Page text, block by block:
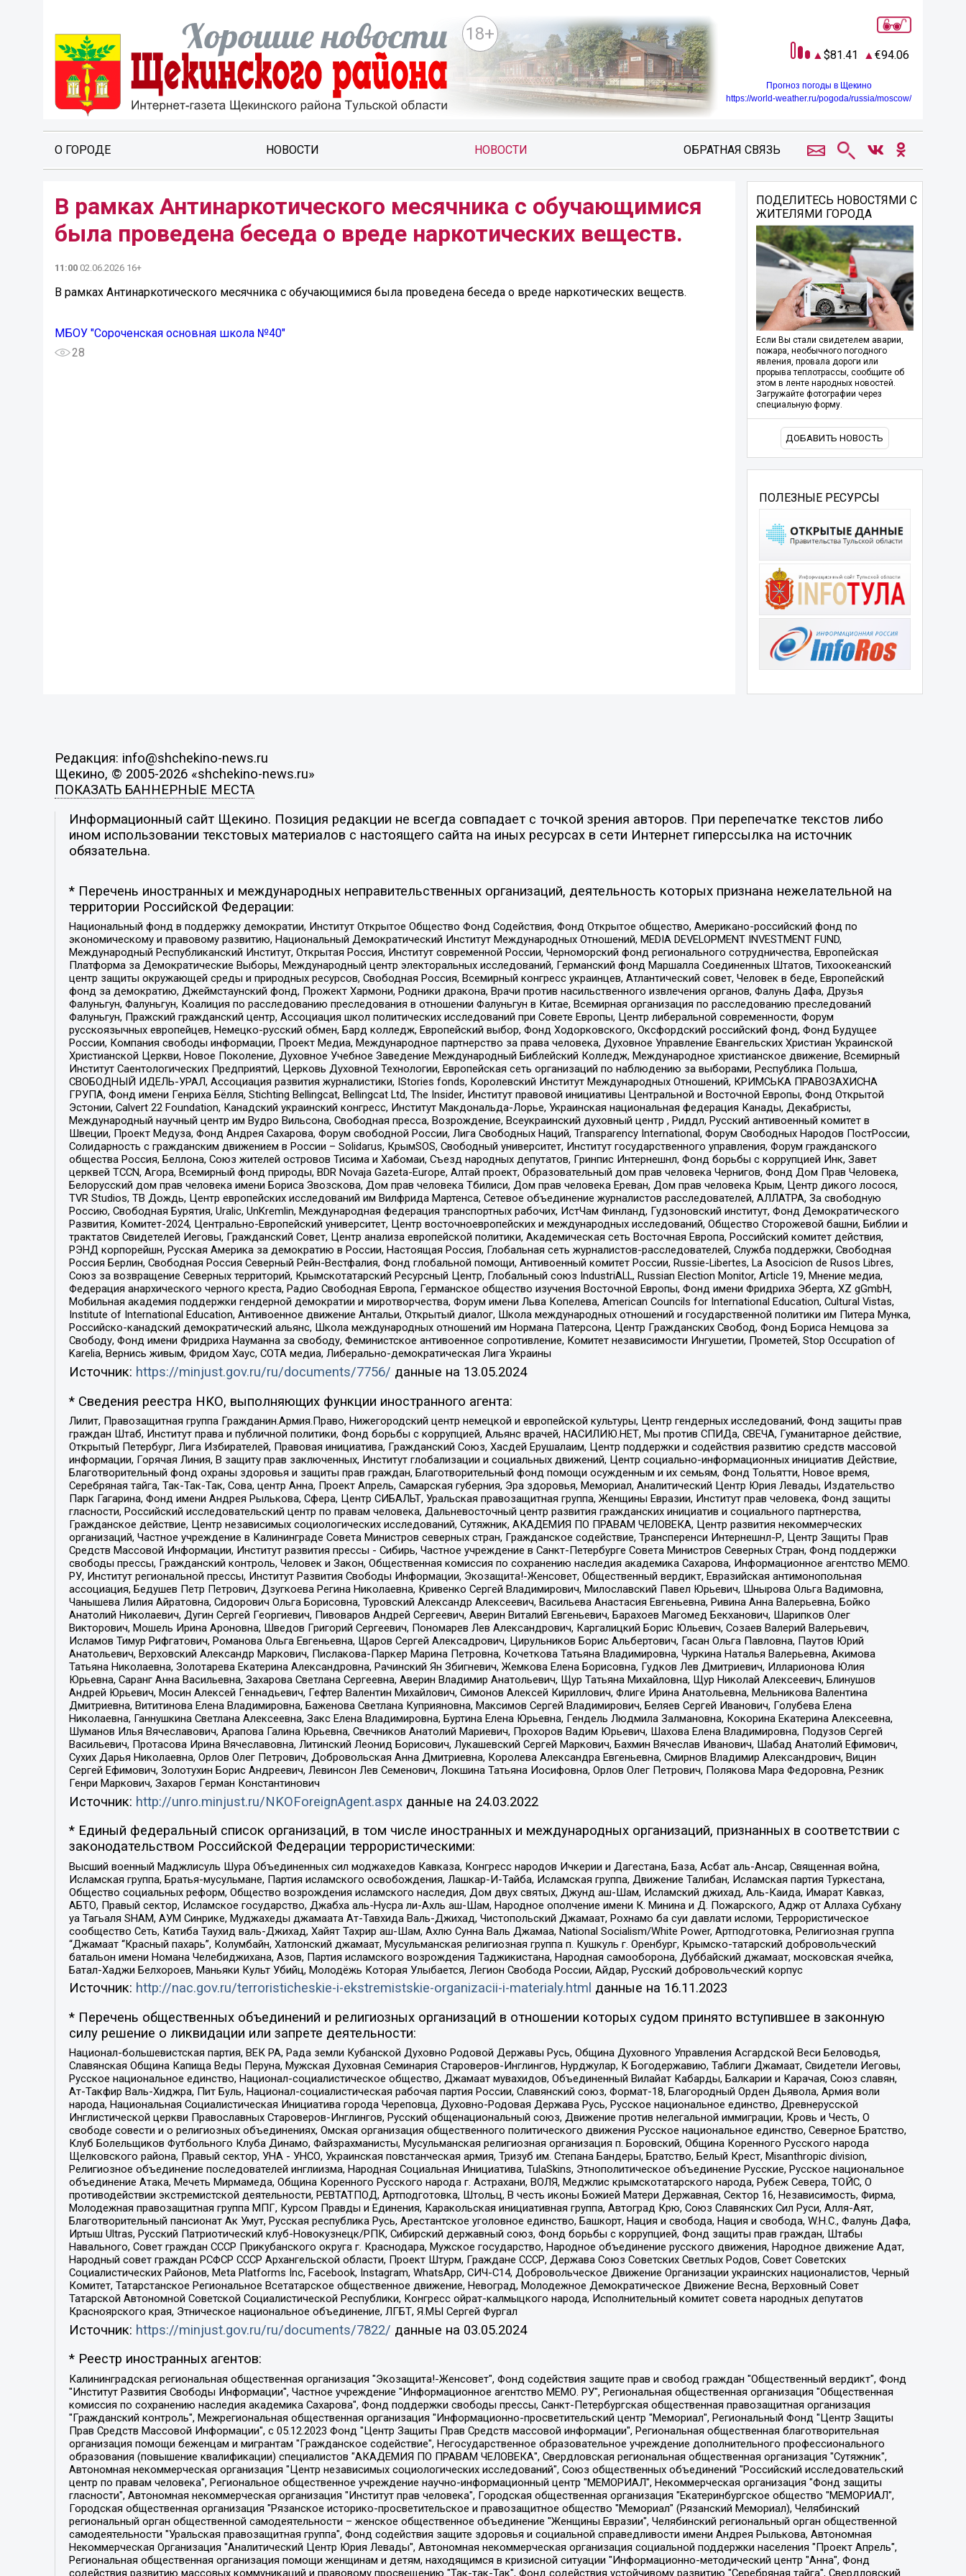
18+
81.41 94.06
Прогноз погоды в Щекино
https://world-weather.ru/pogoda/russia/moscow/
О ГОРОДЕ НОВОСТИ НОВОСТИ ОБРАТНАЯ СВЯЗЬ
В рамках Антинаркотического месячника с обучающимися
была проведена беседа о вреде наркотических веществ.
11:00 02.06.2026 16+
В рамках Антинаркотического месячника с обучающимися была проведена беседа о вреде наркотических веществ.
МБОУ "Сороченская основная школа №40"
28
ПОДЕЛИТЕСЬ НОВОСТЯМИ С
ЖИТЕЛЯМИ ГОРОДА
Если Вы стали свидетелем аварии,
пожара, необычного погодного
явления, провала дороги или
прорыва теплотрассы, сообщите об
этом в ленте народных новостей.
Загружайте фотографии через
специальную форму.
ДОБАВИТЬ НОВОСТЬ
ПОЛЕЗНЫЕ РЕСУРСЫ
Редакция: info@shchekino-news.ru
Щекино, © 2005-2026 «shchekino-news.ru»
ПОКАЗАТЬ БАННЕРНЫЕ МЕСТА
Информационный сайт Щекино. Позиция редакции не всегда совпадает с точкой зрения авторов. При перепечатке текстов либо
ином использовании текстовых материалов с настоящего сайта на иных ресурсах в сети Интернет гиперссылка на источник
обязательна.
* Перечень иностранных и международных неправительственных организаций, деятельность которых признана нежелательной на
территории Российской Федерации:
Национальный фонд в поддержку демократии, Институт Открытое Общество Фонд Содействия, Фонд Открытое общество, Американо-российский фонд по
экономическому и правовому развитию, Национальный Демократический Институт Международных Отношений, MEDIA DEVELOPMENT INVESTMENT FUND,
Международный Республиканский Институт, Открытая Россия, Институт современной России, Черноморский фонд регионального сотрудничества, Европейская
Платформа за Демократические Выборы, Международный центр электоральных исследований, Германский фонд Маршалла Соединенных Штатов, Тихоокеанский
центр защиты окружающей среды и природных ресурсов, Свободная Россия, Всемирный конгресс украинцев, Атлантический совет, Человек в беде, Европейский
фонд за демократию, Джеймстаунский фонд, Прожект Хармони, Родники дракона, Врачи против насильственного извлечения органов, Фалунь Дафа, Друзья
Фалуньгун, Фалуньгун, Коалиция по расследованию преследования в отношении Фалуньгун в Китае, Всемирная организация по расследованию преследований
Фалуньгун, Пражский гражданский центр, Ассоциация школ политических исследований при Совете Европы, Центр либеральной современности, Форум
русскоязычных европейцев, Немецко-русский обмен, Бард колледж, Европейский выбор, Фонд Ходорковского, Оксфордский российский фонд, Фонд Будущее
России, Компания свободы информации, Проект Медиа, Международное партнерство за права человека, Духовное Управление Евангельских Христиан Украинской
Христианской Церкви, Новое Поколение, Духовное Учебное Заведение Международный Библейский Колледж, Международное христианское движение, Всемирный
Институт Саентологических Предприятий, Церковь Духовной Технологии, Европейская сеть организаций по наблюдению за выборами, Республика Польша,
СВОБОДНЫЙ ИДЕЛЬ-УРАЛ, Ассоциация развития журналистики, IStories fonds, Королевский Институт Международных Отношений, КРИМСЬКА ПРАВОЗАХИСНА
ГРУПА, Фонд имени Генриха Бёлля, Stichting Bellingcat, Bellingcat Ltd, The Insider, Институт правовой инициативы Центральной и Восточной Европы, Фонд Открытой
Эстонии, Calvert 22 Foundation, Канадский украинский конгресс, Институт Макдональда-Лорье, Украинская национальная федерация Канады, Декабристы,
Международный научный центр им Вудро Вильсона, Свободная пресса, Возрождение, Всеукраинский духовный центр , Риддл, Русский антивоенный комитет в
Швеции, Проект Медуза, Фонд Андрея Сахарова, Форум свободной России, Лига Свободных Наций, Transparеncy International, Форум Свободных Народов ПостРоссии,
Солидарность с гражданским движением в России – Solidarus, КрымSOS, Свободный университет, Институт государственного управления, Форум гражданского
общества Россия, Беллона, Союз жителей островов Тисима и Хабомаи, Съезд народных депутатов, Гринпис Интернешнл, Фонд борьбы с коррупцией Инк, Завет
церквей TCCN, Агора, Всемирный фонд природы, BDR Novaja Gazeta-Europe, Алтай проект, Образовательный дом прав человека Чернигов, Фонд Дом Прав Человека,
Белорусский дом прав человека имени Бориса Звозскова, Дом прав человека Тбилиси, Дом прав человека Ереван, Дом прав человека Крым, Центр дикого лосося,
TVR Studios, ТВ Дождь, Центр европейских исследований им Вилфрида Мартенса, Сетевое объединение журналистов расследователей, АЛЛАТРА, За свободную
Россию, Свободная Бурятия, Uralic, UnKremlin, Международная федерация транспортных рабочих, ИстЧам Финланд, Гудзоновский институт, Фонд Демократического
Развития, Комитет-2024, Центрально-Европейский университет, Центр восточноевропейских и международных исследований, Общество Сторожевой башни, Библии и
трактатов Свидетелей Иеговы, Гражданский Совет, Центр анализа европейской политики, Академическая сеть Восточная Европа, Российский комитет действия,
РЭНД корпорейшн, Русская Америка за демократию в России, Настоящая Россия, Глобальная сеть журналистов-расследователей, Служба поддержки, Свободная
Россия Берлин, Свободная Россия Северный Рейн-Вестфалия, Фонд глобальной помощи, Антивоенный комитет России, Russie-Libertes, La Asocicion de Rusos Libres,
Союз за возвращение Северных территорий, Крымскотатарский Ресурсный Центр, Глобальный союз IndustriALL, Russian Election Monitor, Article 19, Мнение медиа,
Федерация анархического черного креста, Радио Свободная Европа, Германское общество изучения Восточной Европы, Фонд имени Фридриха Эберта, XZ gGmbH,
Мобильная академия поддержки гендерной демократии и миротворчества, Форум имени Льва Копелева, American Councils for International Education, Cultural Vistas,
Institute of International Education, Антивоенное движение Антальи, Открытый диалог, Школа международных отношений и государственной политики им Питера Мунка,
Российско-канадский демократический альянс, Школа международных отношений им Нормана Патерсона, Центр Гражданских Свобод, Фонд Бориса Немцова за
Свободу, Фонд имени Фридриха Науманна за свободу, Феминистское антивоенное сопротивление, Комитет независимости Ингушетии, Прометей, Stop Occupation of
Karelia, Вернись живым, Фридом Хаус, СОТА медиа, Либерально-демократическая Лига Украины
Источник: https://minjust.gov.ru/ru/documents/7756/ данные на 13.05.2024
* Сведения реестра НКО, выполняющих функции иностранного агента:
Лилит, Правозащитная группа Гражданин.Армия.Право, Нижегородский центр немецкой и европейской культуры, Центр гендерных исследований, Фонд защиты прав
граждан Штаб, Институт права и публичной политики, Фонд борьбы с коррупцией, Альянс врачей, НАСИЛИЮ.НЕТ, Мы против СПИДа, СВЕЧА, Гуманитарное действие,
Открытый Петербург, Лига Избирателей, Правовая инициатива, Гражданский Союз, Хасдей Ерушалаим, Центр поддержки и содействия развитию средств массовой
информации, Горячая Линия, В защиту прав заключенных, Институт глобализации и социальных движений, Центр социально-информационных инициатив Действие,
Благотворительный фонд охраны здоровья и защиты прав граждан, Благотворительный фонд помощи осужденным и их семьям, Фонд Тольятти, Новое время,
Серебряная тайга, Так-Так-Так, Сова, центр Анна, Проект Апрель, Самарская губерния, Эра здоровья, Мемориал, Аналитический Центр Юрия Левады, Издательство
Парк Гагарина, Фонд имени Андрея Рылькова, Сфера, Центр СИБАЛЬТ, Уральская правозащитная группа, Женщины Евразии, Институт прав человека, Фонд защиты
гласности, Российский исследовательский центр по правам человека, Дальневосточный центр развития гражданских инициатив и социального партнерства,
Гражданское действие, Центр независимых социологических исследований, Сутяжник, АКАДЕМИЯ ПО ПРАВАМ ЧЕЛОВЕКА, Центр развития некоммерческих
организаций, Частное учреждение в Калининграде Совета Министров северных стран, Гражданское содействие, Трансперенси Интернешнл-Р, Центр Защиты Прав
Средств Массовой Информации, Институт развития прессы - Сибирь, Частное учреждение в Санкт-Петербурге Совета Министров Северных Стран, Фонд поддержки
свободы прессы, Гражданский контроль, Человек и Закон, Общественная комиссия по сохранению наследия академика Сахарова, Информационное агентство МЕМО.
РУ, Институт региональной прессы, Институт Развития Свободы Информации, Экозащита!-Женсовет, Общественный вердикт, Евразийская антимонопольная
ассоциация, Бедушев Петр Петрович, Дзугкоева Регина Николаевна, Кривенко Сергей Владимирович, Милославский Павел Юрьевич, Шнырова Ольга Вадимовна,
Чанышева Лилия Айратовна, Сидорович Ольга Борисовна, Туровский Александр Алексеевич, Васильева Анастасия Евгеньевна, Ривина Анна Валерьевна, Бойко
Анатолий Николаевич, Дугин Сергей Георгиевич, Пивоваров Андрей Сергеевич, Аверин Виталий Евгеньевич, Барахоев Магомед Бекханович, Шарипков Олег
Викторович, Мошель Ирина Ароновна, Шведов Григорий Сергеевич, Пономарев Лев Александрович, Каргалицкий Борис Юльевич, Созаев Валерий Валерьевич,
Исламов Тимур Рифгатович, Романова Ольга Евгеньевна, Щаров Сергей Алексадрович, Цирульников Борис Альбертович, Гасан Ольга Павловна, Паутов Юрий
Анатольевич, Верховский Александр Маркович, Пислакова-Паркер Марина Петровна, Кочеткова Татьяна Владимировна, Чуркина Наталья Валерьевна, Акимова
Татьяна Николаевна, Золотарева Екатерина Александровна, Рачинский Ян Збигневич, Жемкова Елена Борисовна, Гудков Лев Дмитриевич, Илларионова Юлия
Юрьевна, Саранг Анна Васильевна, Захарова Светлана Сергеевна, Аверин Владимир Анатольевич, Щур Татьяна Михайловна, Щур Николай Алексеевич, Блинушов
Андрей Юрьевич, Мосин Алексей Геннадьевич, Гефтер Валентин Михайлович, Симонов Алексей Кириллович, Флиге Ирина Анатольевна, Мельникова Валентина
Дмитриевна, Вититинова Елена Владимировна, Баженова Светлана Куприяновна, Максимов Сергей Владимирович, Беляев Сергей Иванович, Голубева Елена
Николаевна, Ганнушкина Светлана Алексеевна, Закс Елена Владимировна, Буртина Елена Юрьевна, Гендель Людмила Залмановна, Кокорина Екатерина Алексеевна,
Шуманов Илья Вячеславович, Арапова Галина Юрьевна, Свечников Анатолий Мариевич, Прохоров Вадим Юрьевич, Шахова Елена Владимировна, Подузов Сергей
Васильевич, Протасова Ирина Вячеславовна, Литинский Леонид Борисович, Лукашевский Сергей Маркович, Бахмин Вячеслав Иванович, Шабад Анатолий Ефимович,
Сухих Дарья Николаевна, Орлов Олег Петрович, Добровольская Анна Дмитриевна, Королева Александра Евгеньевна, Смирнов Владимир Александрович, Вицин
Сергей Ефимович, Золотухин Борис Андреевич, Левинсон Лев Семенович, Локшина Татьяна Иосифовна, Орлов Олег Петрович, Полякова Мара Федоровна, Резник
Генри Маркович, Захаров Герман Константинович
Источник: http://unro.minjust.ru/NKOForeignAgent.aspxданные на 24.03.2022
* Единый федеральный список организаций, в том числе иностранных и международных организаций, признанных в соответствии с
законодательством Российской Федерации террористическими:
Высший военный Маджлисуль Шура Объединенных сил моджахедов Кавказа, Конгресс народов Ичкерии и Дагестана, База, Асбат аль-Ансар, Священная война,
Исламская группа, Братья-мусульмане, Партия исламского освобождения, Лашкар-И-Тайба, Исламская группа, Движение Талибан, Исламская партия Туркестана,
Общество социальных реформ, Общество возрождения исламского наследия, Дом двух святых, Джунд аш-Шам, Исламский джихад, Аль-Каида, Имарат Кавказ,
АБТО, Правый сектор, Исламское государство, Джабха аль-Нусра ли-Ахль аш-Шам, Народное ополчение имени К. Минина и Д. Пожарского, Аджр от Аллаха Субхану
уа Тагьаля SHAM, АУМ Синрике, Муджахеды джамаата Ат-Тавхида Валь-Джихад, Чистопольский Джамаат, Рохнамо ба суи давлати исломи, Террористическое
сообщество Сеть, Катиба Таухид валь-Джихад, Хайят Тахрир аш-Шам, Ахлю Сунна Валь Джамаа, National Socialism/White Power, Артподготовка, Религиозная группа
“Джамаат “Красный пахарь”, Колумбайн, Хатлонский джамаат, Мусульманская религиозная группа п. Кушкуль г. Оренбург, Крымско-татарский добровольческий
батальон имени Номана Челебиджихана, Азов, Партия исламского возрождения Таджикистана, Народная самооборона, Дуббайский джамаат, московская ячейка,
Батал-Хаджи Белхороев, Маньяки Культ Убийц, Молодёжь Которая Улыбается, Легион Свобода России, Айдар, Русский добровольческий корпус
Источник: http://nac.gov.ru/terroristicheskie-i-ekstremistskie-organizacii-i-materialy.html данные на 16.11.2023
* Перечень общественных объединений и религиозных организаций в отношении которых судом принято вступившее в законную
силу решение о ликвидации или запрете деятельности:
Национал-большевистская партия, ВЕК РА, Рада земли Кубанской Духовно Родовой Державы Русь, Община Духовного Управления Асгардской Веси Беловодья,
Славянская Община Капища Веды Перуна, Мужская Духовная Семинария Староверов-Инглингов, Нурджулар, К Богодержавию, Таблиги Джамаат, Свидетели Иеговы,
Русское национальное единство, Национал-социалистическое общество, Джамаат мувахидов, Объединенный Вилайат Кабарды, Балкарии и Карачая, Союз славян,
Ат-Такфир Валь-Хиджра, Пит Буль, Национал-социалистическая рабочая партия России, Славянский союз, Формат-18, Благородный Орден Дьявола, Армия воли
народа, Национальная Социалистическая Инициатива города Череповца, Духовно-Родовая Держава Русь, Русское национальное единство, Древнерусской
Инглистической церкви Православных Староверов-Инглингов, Русский общенациональный союз, Движение против нелегальной иммиграции, Кровь и Честь, О
свободе совести и о религиозных объединениях, Омская организация общественного политического движения Русское национальное единство, Северное Братство,
Клуб Болельщиков Футбольного Клуба Динамо, Файзрахманисты, Мусульманская религиозная организация п. Боровский, Община Коренного Русского народа
Щелковского района, Правый сектор, УНА - УНСО, Украинская повстанческая армия, Тризуб им. Степана Бандеры, Братство, Белый Крест, Misanthropic division,
Религиозное объединение последователей инглиизма, Народная Социальная Инициатива, TulaSkins, Этнополитическое объединение Русские, Русское национальное
объединение Атака, Мечеть Мирмамеда, Община Коренного Русского народа г. Астрахани, ВОЛЯ, Меджлис крымскотатарского народа, Рубеж Севера, ТОЙС, О
противодействии экстремистской деятельности, РЕВТАТПОД, Артподготовка, Штольц, В честь иконы Божией Матери Державная, Сектор 16, Независимость, Фирма,
Молодежная правозащитная группа МПГ, Курсом Правды и Единения, Каракольская инициативная группа, Автоград Крю, Союз Славянских Сил Руси, Алля-Аят,
Благотворительный пансионат Ак Умут, Русская республика Русь, Арестантское уголовное единство, Башкорт, Нация и свобода, Нация и свобода, W.H.С., Фалунь Дафа,
Иртыш Ultras, Русский Патриотический клуб-Новокузнецк/РПК, Сибирский державный союз, Фонд борьбы с коррупцией, Фонд защиты прав граждан, Штабы
Навального, Совет граждан СССР Прикубанского округа г. Краснодара, Мужское государство, Народное объединение русского движения, Народное движение Адат,
Народный совет граждан РСФСР СССР Архангельской области, Проект Штурм, Граждане СССР, Держава Союз Советских Светлых Родов, Совет Советских
Социалистических Районов, Meta Platforms Inc, Facebook, Instagram, WhatsApp, СИЧ-С14, Добровольческое Движение Организации украинских националистов, Черный
Комитет, Татарстанское Региональное Всетатарское общественное движение, Невоград, Молодежное Демократическое Движение Весна, Верховный Совет
Татарской Автономной Советской Социалистической Республики, Конгресс ойрат-калмыцкого народа, Исполнительный комитет совета народных депутатов
Красноярского края, Этническое национальное объединение, ЛГБТ, Я.МЫ Сергей Фургал
Источник: https://minjust.gov.ru/ru/documents/7822/ данные на 03.05.2024
* Реестр иностранных агентов:
Калининградская региональная общественная организация "Экозащита!-Женсовет", Фонд содействия защите прав и свобод граждан "Общественный вердикт", Фонд "Институт Развития Свободы Информации", Частное учреждение "Информационное агентство МЕМО. РУ", Региональная общественная организация "Общественная комиссия по сохранению наследия академика Сахарова", Фонд поддержки свободы прессы, Санкт-Петербургская общественная правозащитная организация "Гражданский контроль", Межрегиональная общественная организация "Информационно-просветительский центр "Мемориал", Региональный Фонд "Центр Защиты Прав Средств Массовой Информации", с 05.12.2023 Фонд "Центр Защиты Прав Средств массовой информации", Региональная общественная благотворительная организация помощи беженцам и мигрантам "Гражданское содействие", Негосударственное образовательное учреждение дополнительного профессионального образования (повышение квалификации) специалистов "АКАДЕМИЯ ПО ПРАВАМ ЧЕЛОВЕКА", Свердловская региональная общественная организация "Сутяжник", Автономная некоммерческая организация "Центр независимых социологических исследований", Союз общественных объединений "Российский исследовательский центр по правам человека", Региональное общественное учреждение научно-информационный центр "МЕМОРИАЛ", Некоммерческая организация "Фонд защиты гласности", Автономная некоммерческая организация "Институт прав человека", Городская общественная организация "Екатеринбургское общество "МЕМОРИАЛ", Городская общественная организация "Рязанское историко-просветительское и правозащитное общество "Мемориал" (Рязанский Мемориал), Челябинский региональный орган общественной самодеятельности – женское общественное объединение "Женщины Евразии", Челябинский региональный орган общественной самодеятельности "Уральская правозащитная группа", Фонд содействия защите здоровья и социальной справедливости имени Андрея Рылькова, Автономная Некоммерческая Организация "Аналитический Центр Юрия Левады", Автономная некоммерческая организация социальной поддержки населения "Проект Апрель", Региональная общественная организация помощи женщинам и детям, находящимся в кризисной ситуации "Информационно-методический центр "Анна", Фонд содействия развитию массовых коммуникаций и правовому просвещению "Так-так-Так", Фонд содействия устойчивому развитию "Серебряная тайга", Свердловский региональный общественный фонд социальных проектов "Новое время", "Idel.Реалии", Кавказ.Реалии, Крым.Реалии, Телеканал Настоящее Время, Татаро-башкирская служба Радио Свобода (Azatliq Radiosi), Радио Свободная Европа/Радио Свобода (PCE/PC), "Сибирь.Реалии", "Фактограф", Благотворительный фонд помощи осужденным и их семьям, Автономная некоммерческая организация "Институт глобализации и социальных движений", Фонд "В защиту прав заключенных", Частное учреждение "Центр поддержки и содействия развитию средств массовой информации", Пензенский региональный общественный благотворительный фонд "Гражданский союз", "Север.Реалии", Некоммерческая организация Фонд "Правовая инициатива", Общество с ограниченной ответственностью "Радио Свободная Европа/Радио Свобода", Чешское информационное агентство "MEDIUM-ORIENT", Красноярская региональная общественная организация "Мы против СПИДа", Камалягин Денис Николаевич, Маркелов Сергей Евгеньевич, Пономарев Лев Александрович, Савицкая Людмила Алексеевна, Автономная некоммерческая организация "Центр по работе с проблемой насилия "НАСИЛИЮ.НЕТ", Межрегиональный профессиональный союз работников здравоохранения "Альянс врачей", Юридическое лицо, зарегистрированное в Латвийской Республике, SIA "Medusa Project" (регистрационный номер 40103797863, дата регистрации 10.06.2014), Некоммерческая организация "Фонд по борьбе с коррупцией", Автономная некоммерческая организация "Институт права и публичной политики", Баданин Роман Сергеевич, Гликин Максим Александрович, Железнова Мария Михайловна, Лукьянова Юлия Сергеевна, Маетная Елизавета Витальевна, Маняхин Петр Борисович, Чуракова Ольга Владимировна, Ярош Юлия Петровна, Юридическое лицо "The Insider SIA", зарегистрированное в Риге, Латвийская Республика (дата регистрации 26.06.2015), являющееся администратором доменного имени интернет-издания "The Insider SIA", https://theins.ru, Постернак Алексей Евгеньевич, Рубин Михаил Аркадьевич, Анин Роман Александрович, Юридическое лицо Istories fonds, зарегистрированное в Латвийской Республике (регистрационный номер 50008295751, дата регистрации 24.02.2020), Великовский Дмитрий Александрович, Долинина Ирина Николаевна, Мароховская Алеся Алексеевна, Шлейнов Роман Юрьевич, Шмагун Олеся Валентиновна, Общество с ограниченной ответственностью "Альтаир 2021", Общество с ограниченной ответственностью "Вега 2021", Общество с ограниченной ответственностью "Главный редактор 2021", Общество с ограниченной ответственностью "Ромашки монолит", Важенков Артем Валерьевич, Ивановская областная общественная организация "Центр гендерных исследований", Гурман Юрий Альбертович, Медиапроект "ОВД-Инфо", Егоров Владимир Владимирович, Жилинский Владимир Александрович, Общество с ограниченной ответственностью "ЗП", Иванова София Юрьевна, Карезина Инна Павловна, Кильтау Екатерина Викторовна, Петров Алексей Викторович, Пискунов Сергей Евгеньевич, Смирнов Сергей Сергеевич, Тихонов Михаил Сергеевич, Общество с ограниченной ответственностью "ЖУРНАЛИСТ-ИНОСТРАННЫЙ АГЕНТ", Арапова Галина Юрьевна, Вольтская Татьяна Анатольевна, Американская компания "Mason G.E.S. Anonymous Foundation" (США), являющаяся владельцем интернет-издания https://mnews.world/, Компания "Stichting Bellingcat", зарегистрированная в Нидерландах (дата регистрации 11.07.2018), Захаров Андрей Вячеславович, Клепиковская Екатерина Дмитриевна, Общество с ограниченной ответственностью "МЕМО", Перл Роман Александрович, Симонов Евгений Алексеевич, Соловьева Елена Анатольевна, Сотников Даниил Владимирович, Сурначева Елизавета Дмитриевна, Автономная некоммерческая организация по защите прав человека и информированию населения "Якутия – Наше Мнение", Общество с ограниченной ответственностью "Москоу диджитал медиа", с 26.01.2023 Общество с ограниченной ответственностью "Чайка Белые сады", Ветошкина Валерия Валерьевна, Заговора Максим Александрович, Межрегиональное общественное движение "Российская ЛГБТ - сеть", Оленичев Максим Владимирович, Павлов Иван Юрьевич, Скворцова Елена Сергеевна, Общество с ограниченной ответственностью "Как бы инагент", Кочетков Игорь Викторович, Общество с ограниченной ответственностью "Честные выборы", Еланчик Олег Александрович, Общество с ограниченной ответственностью "Нобелевский призыв", Гималова Регина Эмилевна, Григорьев Андрей Валерьевич, Григорьева Алина Александровна, Ассоциация по содействию защите прав призывников, альтернативнослужащих и военнослужащих "Правозащитная группа "Гражданин.Армия.Право", Хисамова Регина Фаритовна, Автономная некоммерческая организация по реализации социально-правовых программ "Лилит", Дальневосточное общественное движение "Маяк", Санкт-Петербургская ЛГБТ-инициативная группа "Выход", Инициативная группа ЛГБТ+ "Реверс", Алексеев Андрей Викторович, Бекбулатова Таисия Львовна, Беляев Иван Михайлович, Владыкина Елена Сергеевна, Гельман Марат Александрович, Никульшина Вероника Юрьевна, Толоконникова Надежда Андреевна, Шендерович Виктор Анатольевич, Общество с ограниченной ответственностью "Данное сообщение", Общество с ограниченной ответственностью Издательский дом "Новая глава", Айнбиндер Александра Александровна, Московский комьюнити-центр для ЛГБТ+инициатив, Благотворительный фонд развития филантропии, Deutsche Welle (Германия, Kurt-Schumacher-Strasse 3, 53113 Bonn), Борзунова Мария Михайловна, Воробьев Виктор Викторович, Голубева Анна Львовна, Константинова Алла Михайловна, Малкова Ирина Владимировна, Мурадов Мурад Абдулгалимович, Осетинская Елизавета Николаевна, Понасенков Евгений Николаевич, Ганапольский Матвей Юрьевич, Киселев Евгений Алексеевич, Борухович Ирина Григорьевна, Дремин Иван Тимофеевич, Дубровский Дмитрий Викторович, Красноярская региональная общественная организация поддержки и развития альтернативных образовательных технологий и межкультурных коммуникаций "ИНТЕРРА", Маяковская Екатерина Алексеевна, Фейгин Марк Захарович, Филимонов Андрей Викторович, Дзугкоева Регина Николаевна, Доброхотов Роман Александрович, Дудь Юрий Александрович, Елкин Сергей Владимирович, Кругликов Кирилл Игоревич, Сабунаева Мария Леонидовна, Семенов Алексей Владимирович, Шаинян Карен Багратович, Шульман Екатерина Михайловна, Асафьев Артур Валерьевич, Вахштайн Виктор Семенович, Венедиктов Алексей Алексеевич, Лушникова Екатерина Евгеньевна, Волков Леонид Михайлович, Невзоров Александр Глебович, Пархоменко Сергей Борисович, Сироткин Ярослав Николаевич, Кара-Мурза Владимир Владимирович, Баранова Наталья Владимировна, Гозман Леонид Яковлевич, Кагарлицкий Борис Юльевич, Климарев Михаил Валерьевич, Милов Владимир Станиславович, Автономная некоммерческая организация Краснодарский центр современного искусства "Типография", Моргенштерн Алишер Тагирович, Соболь Любовь Эдуардовна, Общество с ограниченной ответственностью "ЛИЗА НОРМ", Каспаров Гарри Кимович, Ходорковский Михаил Борисович, Общество с ограниченной ответственностью "Апрельские тезисы", Данилович Ирина Брониславовна, Кашин Олег Владимирович, Петров Николай Владимирович, Пивоваров Алексей Владимирович, Соколов Михаил Владимирович, Цветкова Юлия Владимировна, Чичваркин Евгений Александрович, Комитет против пыток/Команда против пыток, Общество с ограниченной ответственностью "Первый научный", Общество с ограниченной ответственностью "Вертолет и ко", Белоцерковская Вероника Борисовна, Кац Максим Евгеньевич, Лазарева Татьяна Юрьевна, Шаведдинов Руслан Табризович, Яшин Илья Валерьевич, Общество с ограниченной ответственностью "Иноагент ААВ", Алешковский Дмитрий Петрович, Альбац Евгения Марковна, Быков Дмитрий Львович, Галямина Юлия Евгеньевна, Лойко Сергей Леонидович, Мартынов Кирилл Константинович, Медведев Сергей Александрович, Крашенинников Федор Геннадиевич, Гордеева Катерина Вл